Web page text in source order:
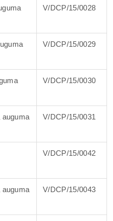
V/DCP/15/0028
V/DCP/15/0029
V/DCP/15/0030
auguma
V/DCP/15/0031
V/DCP/15/0042
auguma
V/DCP/15/0043